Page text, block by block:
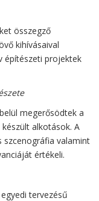
összegző
kihívásaival
építészeti projektek
megerősödtek a
alkotások. A
valamint
értékeli.
tervezésű